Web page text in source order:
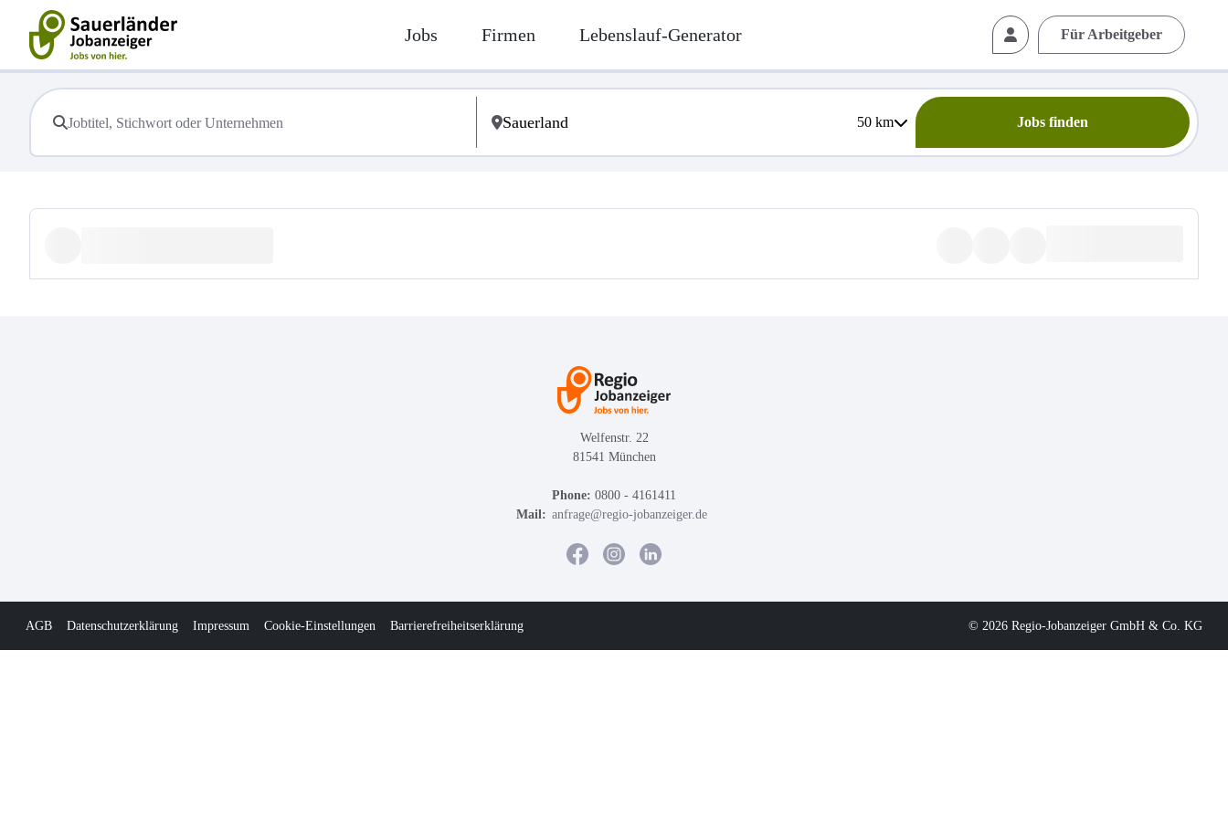
Jobs Firmen Lebenslauf-Generator Für Arbeitgeber
50km Jobs finden
Welfenstr. 22
81541 München
Phone: 0800 - 4161411
Mail: anfrage@regio-jobanzeiger.de
AGB Datenschutzerklärung Impressum Cookie-Einstellungen Barrierefreiheitserklärung © 2026 Regio-Jobanzeiger GmbH & Co. KG